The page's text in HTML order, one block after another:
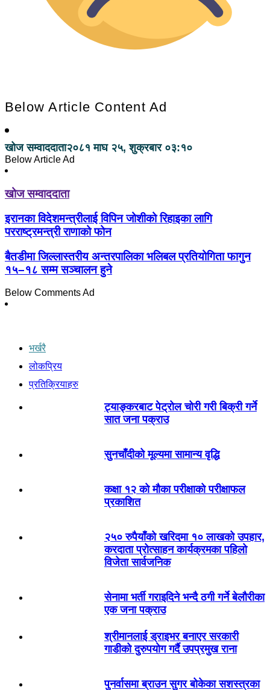
Below Article Content Ad
खोज सम्वाददाता२०८१ माघ २५, शुक्रबार ०३:१०
Below Article Ad
खोज सम्वाददाता
इरानका विदेशमन्त्रीलाई विपिन जोशीको रिहाइका लागि
परराष्ट्रमन्त्री राणाको फोन
बैतडीमा जिल्लास्तरीय अन्तरपालिका भलिबल प्रतियोगिता फागुन
१५–१८ सम्म सञ्चालन हुने
Below Comments Ad
भर्खरै
लोकप्रिय
प्रतिक्रियाहरु
ट्याङ्करबाट पेट्रोल चोरी गरी बिक्री गर्ने
सात जना पक्राउ
सुनचाँदीको मूल्यमा सामान्य वृद्धि
कक्षा १२ को मौका परीक्षाको परीक्षाफल
प्रकाशित
२५० रुपैयाँको खरिदमा १० लाखको उपहार,
करदाता प्रोत्साहन कार्यक्रमका पहिलो
विजेता सार्वजनिक
सेनामा भर्ती गराइदिने भन्दै ठगी गर्ने बेलौरीका
एक जना पक्राउ
श्रीमानलाई ड्राइभर बनाएर सरकारी
गाडीको दुरुपयोग गर्दै उपप्रमुख राना
पुनर्वासमा ब्राउन सुगर बोकेका सशस्त्रका